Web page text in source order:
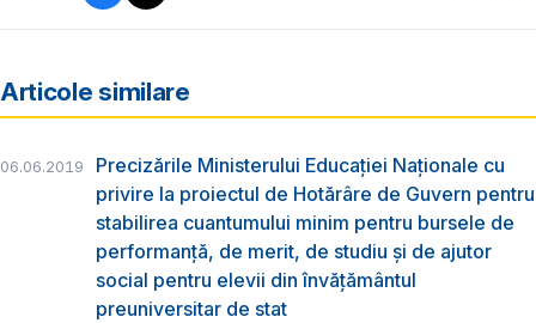
Articole similare
06.06.2019
Precizările Ministerului Educației Naționale cu
privire la proiectul de Hotărâre de Guvern pentru
stabilirea cuantumului minim pentru bursele de
performanță, de merit, de studiu și de ajutor
social pentru elevii din învățământul
preuniversitar de stat